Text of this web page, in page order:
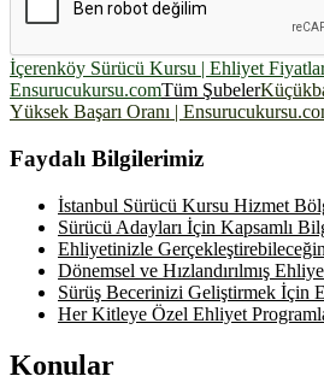
İçerenköy Sürücü Kursu | Ehliyet
Ensurucukursu.comTüm Şubeler
Yüksek Başarı Oranı |
Faydalı Bilgilerimiz
İstanbul Sürücü Kursu Hizmet
Sürücü Adayları İçin Kapsamlı
Ehliyetinizle
Dönemsel ve Hızlandırılmış
Sürüş Becerinizi Geliştirmek İçin
Her Kitleye Özel Ehliyet
Konular